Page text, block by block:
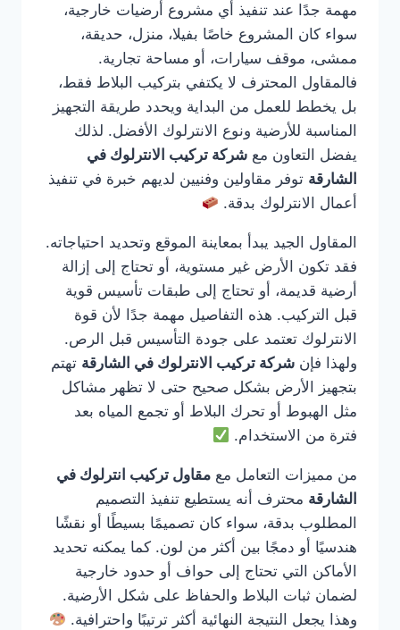
مهمة جدًا عند تنفيذ أي مشروع أرضيات خارجية،
سواء كان المشروع خاصًا بفيلا، منزل، حديقة،
ممشى، موقف سيارات، أو مساحة تجارية.
فالمقاول المحترف لا يكتفي بتركيب البلاط فقط،
بل يخطط للعمل من البداية ويحدد طريقة التجهيز
المناسبة للأرضية ونوع الانترلوك الأفضل. لذلك
يفضل التعاون مع شركة تركيب الانترلوك في
الشارقة توفر مقاولين وفنيين لديهم خبرة في تنفيذ
أعمال الانترلوك بدقة.
المقاول الجيد يبدأ بمعاينة الموقع وتحديد احتياجاته.
فقد تكون الأرض غير مستوية، أو تحتاج إلى إزالة
أرضية قديمة، أو تحتاج إلى طبقات تأسيس قوية
قبل التركيب. هذه التفاصيل مهمة جدًا لأن قوة
الانترلوك تعتمد على جودة التأسيس قبل الرص.
ولهذا فإن شركة تركيب الانترلوك في الشارقة تهتم
بتجهيز الأرض بشكل صحيح حتى لا تظهر مشاكل
مثل الهبوط أو تحرك البلاط أو تجمع المياه بعد
فترة من الاستخدام.
من مميزات التعامل مع مقاول تركيب انترلوك في
الشارقة محترف أنه يستطيع تنفيذ التصميم
المطلوب بدقة، سواء كان تصميمًا بسيطًا أو نقشًا
هندسيًا أو دمجًا بين أكثر من لون. كما يمكنه تحديد
الأماكن التي تحتاج إلى حواف أو حدود خارجية
لضمان ثبات البلاط والحفاظ على شكل الأرضية.
وهذا يجعل النتيجة النهائية أكثر ترتيبًا واحترافية.